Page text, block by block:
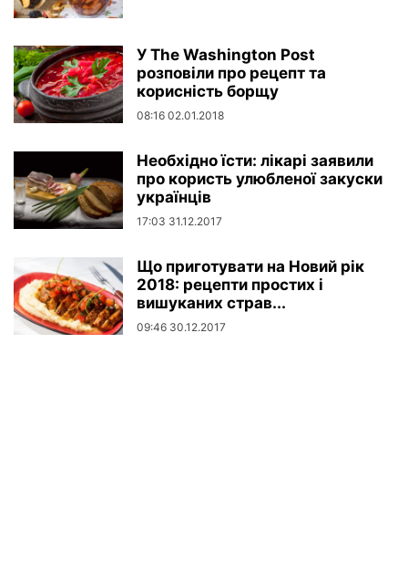
У The Washington Post
розповіли про рецепт та
корисність борщу
08:16 02.01.2018
Необхідно їсти: лікарі заявили
про користь улюбленої закуски
українців
17:03 31.12.2017
Що приготувати на Новий рік
2018: рецепти простих і
вишуканих страв...
09:46 30.12.2017